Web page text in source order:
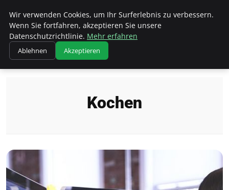
Wk Institut
Startseite Kochen
Kochen
Wir verwenden Cookies, um Ihr Surferlebnis zu verbessern.
Wenn Sie fortfahren, akzeptieren Sie unsere
Datenschutzrichtlinie. Mehr erfahren
Ablehnen Akzeptieren